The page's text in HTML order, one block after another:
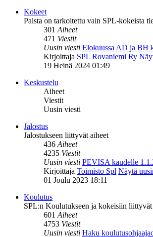
Kokeet
Palsta on tarkoitettu vain SPL-kokeista
301Aiheet
471 Viestit
Uusin viesti Elokuussa AD ja BH
Kirjoittaja SPL Rovaniemi Ry
19 Heinä 2024 01:49
Keskustelu
Aiheet
Viestit
Uusin viesti
Jalostus
Jalostukseen liittyvät aiheet
436Aiheet
4235 Viestit
Uusin viesti PEVISA kaudelle
Kirjoittaja Toimisto Spl Näytä
01 Joulu 2023 18:11
Koulutus
SPL:n Koulutukseen ja kokeisiin liittyvät
601Aiheet
4753 Viestit
Uusin viesti Haku